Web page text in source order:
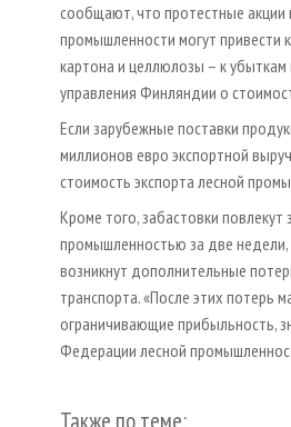
сообщают, что протестные акции
промышленности могут привести
картона и целлюлозы – к
управления Финляндии о
Если зарубежные поставки
миллионов евро экспортной
стоимость экспорта лесной
Кроме того, забастовки
промышленностью за две недели,
возникнут дополнительные
транспорта. «После этих потерь
ограничивающие прибыльность,
Федерации лесной